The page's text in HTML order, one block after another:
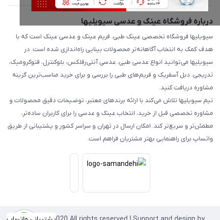
درباره فروشگاه عینک و عدسی سیویلیها
سیویلیها فروشگاه تخصصی عینک طبی، فریم عینک و عدسی عینک است که با
هدف کمک به انتخاب آگاهانه‌تر محصولات بینایی راه‌اندازی شده است. در
سیویلیها می‌توانید انواع عدسی طبی، عدسی آنتی‌رفلکس، بلوکنترل، فتوکرومیک،
تدریجی، دبل آسفریک و فریم‌های طبی را بررسی و برای خرید مناسب‌ترین گزینه
مشاوره دریافت کنید.
تیم سیویلیها تلاش می‌کند با ارائه برندهای معتبر، توضیحات دقیق محصولات و
مشاوره تخصصی قبل از خرید، انتخاب عینک و عدسی را برای کاربران ساده‌تر،
مطمئن‌تر و سریع‌تر کند. امکان ارسال در تهران و سراسر کشور و پشتیبانی از طریق
واتساپ برای راهنمایی بهتر مشتریان فراهم است.